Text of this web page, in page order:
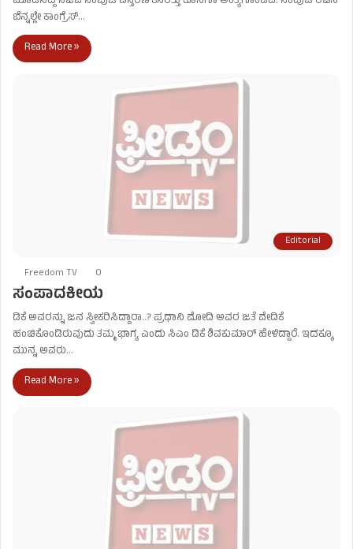
ಬೆನ್ನಲ್ಲೇ ಕಾಂಗ್ರೆಸ್‌…
Read More »
Editorial
Freedom TV 0
ಸಂಪಾದಕೀಯ
ಡಿಕೆ ಅವರನ್ನು ಜನ ಸ್ವೀಕರಿಸಿದ್ದಾರಾ..? ಪ್ರಧಾನಿ ಮೋದಿ ಅವರ ಜತೆ ವೇದಿಕೆ
ಹಂಚಿಕೊಂಡಿರುವುದು ತಮ್ಮ ಭಾಗ್ಯ ಎಂದು ಸಿಎಂ ಡಿಕೆ ಶಿವಕುಮಾರ್‌ ಹೇಳಿದ್ದಾರೆ. ಇದಕ್ಕೂ
ಮುನ್ನ ಅವರು…
Read More »